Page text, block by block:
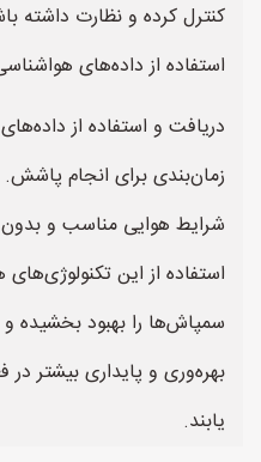
کنترل کرده و نظارت داشته
استفاده از داده‌های
دریافت و استفاده از
زمان‌بندی برای انجام
شرایط هوایی مناسب و بدون
استفاده از این
سمپاش‌ها را بهبود بخشیده
بهره‌وری و پایداری بیشتر
یابند.